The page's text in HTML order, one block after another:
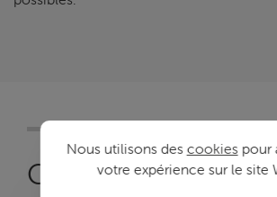
Composez vous-
Nous utilisons des cookiespour
votre expérience sur le site